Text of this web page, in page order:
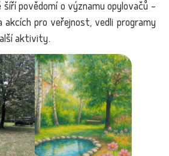
povědomí o významu opylovačů –
pro veřejnost, vedli programy
aktivity.